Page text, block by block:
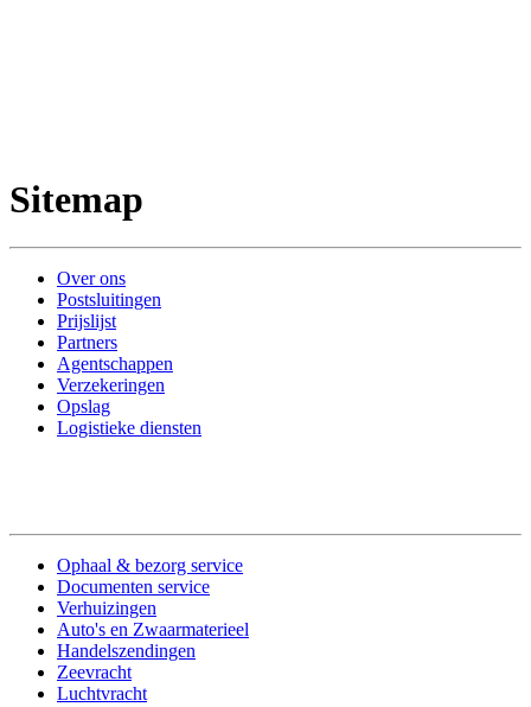
Sitemap
Over ons
Postsluitingen
Prijslijst
Partners
Agentschappen
Verzekeringen
Opslag
Logistieke diensten
Ophaal & bezorg service
Documenten service
Verhuizingen
Auto's en Zwaarmaterieel
Handelszendingen
Zeevracht
Luchtvracht